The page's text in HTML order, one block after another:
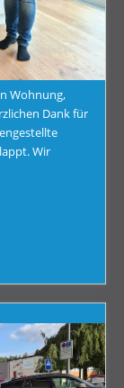
Wohnung,
Dank für
Wir